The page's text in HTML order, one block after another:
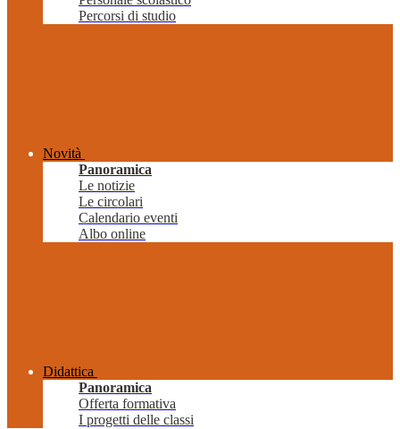
Percorsi di studio
Novità
Panoramica
Le notizie
Le circolari
Calendario eventi
Albo online
Didattica
Panoramica
Offerta formativa
I progetti delle classi